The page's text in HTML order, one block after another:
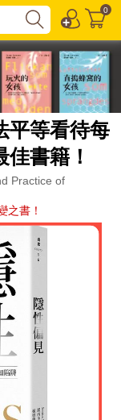
0
平等看待每
書籍！
Practice of
之書！